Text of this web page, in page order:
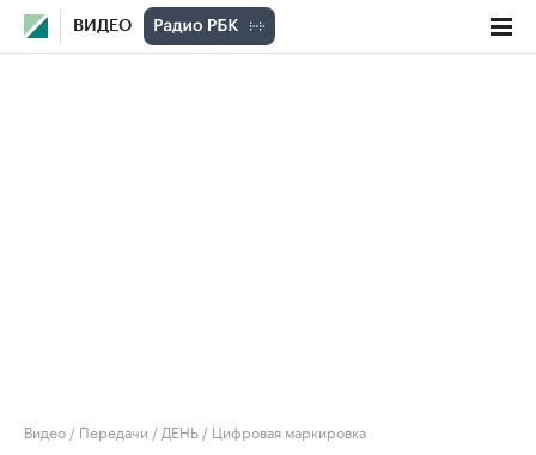
ВИДЕО
Видео / Передачи / ДЕНЬ / Цифровая маркировка